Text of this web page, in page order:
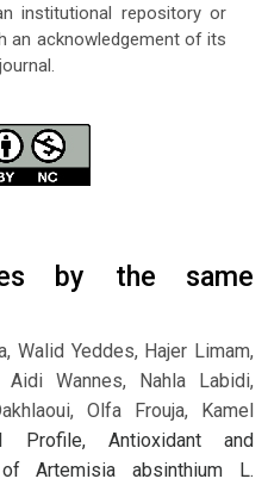
institutional repository or
an acknowledgement of its
by the same
Walid Yeddes, Hajer Limam,
Aidi Wannes, Nahla Labidi,
Olfa Frouja, Kamel
Profile, Antioxidant and
Artemisia absinthium L.